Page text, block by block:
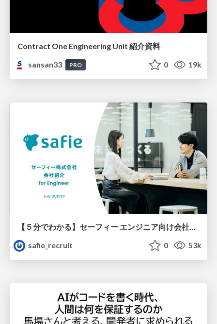
Contract One Engineering Unit 紹介資料
sansan33
PRO 0 19k
【５分でわかる】セーフィー エンジニア向け会社紹介
safie_recruit
0 53k